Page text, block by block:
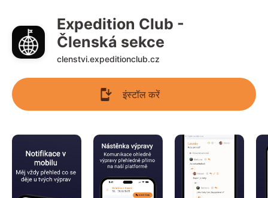
Expedition Club -
Členská sekce
clenstvi.expeditionclub.cz
इंस्टॉल करें